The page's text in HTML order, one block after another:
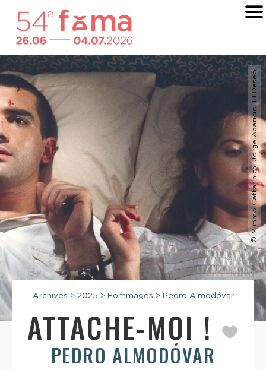
© Mimmo Cattarinich. Jorge Aparicio. El Deseo
Archives > 2025 > Hommages > Pedro Almodóvar
ATTACHE-MOI !
PEDRO ALMODÓVAR